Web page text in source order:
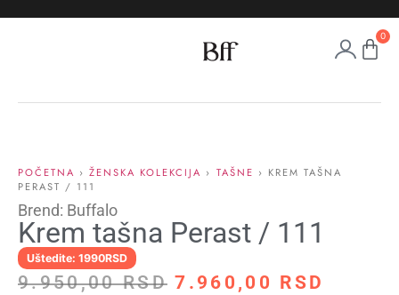
0
POČETNA ›ŽENSKA KOLEKCIJA › TAŠNE › KREM TAŠNA
PERAST / 111
Brend: Buffalo
Krem tašna Perast / 111
Uštedite: 1990RSD
9.950,00RSD 7.960,00 RSD